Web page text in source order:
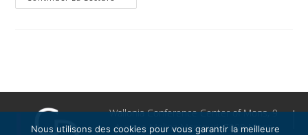
Wallonia Conference Center of Mons, 9
Avenue Melina Mercouri, 7000 Mons
Nous utilisons des cookies pour vous garantir la meilleure